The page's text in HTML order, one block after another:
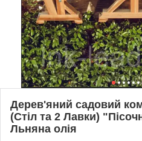
Дерев'яний садовий
(Стіл та 2 Лавки)
Льняна олія